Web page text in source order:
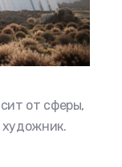
от сферы,